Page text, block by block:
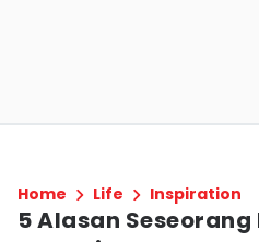
Home Life Inspiration
5 Alasan